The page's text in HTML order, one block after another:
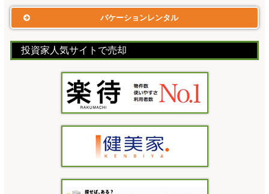
バケーションレンタル
投資家人気サイトで売却